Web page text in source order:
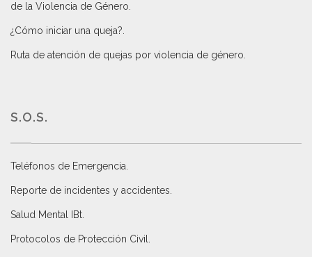
de la Violencia de Género.
¿Cómo iniciar una queja?.
Ruta de atención de quejas por violencia de género.
S.O.S.
Teléfonos de Emergencia.
Reporte de incidentes y accidentes.
Salud Mental IBt.
Protocolos de Protección Civil.